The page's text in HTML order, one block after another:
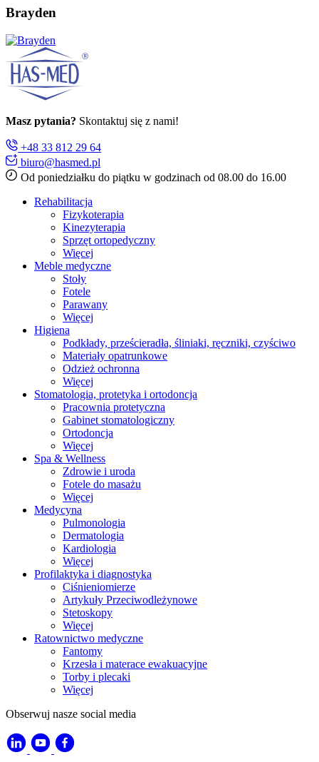
Brayden
Masz pytania? Skontaktuj się z nami!
+48 33 812 29 64
biuro@hasmed.pl
Od poniedziałku do piątku w godzinach od 08.00 do 16.00
Rehabilitacja
Fizykoterapia
Kinezyterapia
Sprzęt ortopedyczny
Więcej
Meble medyczne
Stoły
Fotele
Parawany
Więcej
Higiena
Podkłady, prześcieradła, śliniaki, ręczniki, czyściwo
Materiały opatrunkowe
Odzież ochronna
Więcej
Stomatologia, protetyka i ortodoncja
Pracownia protetyczna
Gabinet stomatologiczny
Ortodoncja
Więcej
Spa & Wellness
Zdrowie i uroda
Fotele do masażu
Więcej
Medycyna
Pulmonologia
Dermatologia
Kardiologia
Więcej
Profilaktyka i diagnostyka
Ciśnieniomierze
Artykuły Przeciwodleżynowe
Stetoskopy
Więcej
Ratownictwo medyczne
Fantomy
Krzesła i materace ewakuacyjne
Torby i plecaki
Więcej
Obserwuj nasze social media